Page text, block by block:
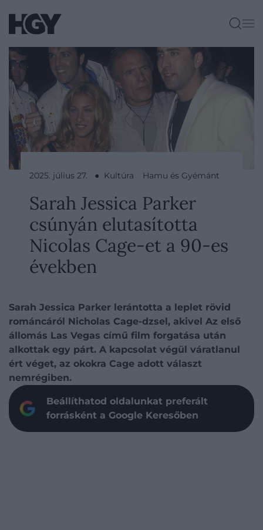
2025. július 27. ● Kultúra Hamu és Gyémánt
Sarah Jessica Parker
csúnyán elutasította
Nicolas Cage-et a 90-es
években
Sarah Jessica Parker lerántotta a leplet rövid
románcáról Nicholas Cage-dzsel, akivel Az első
állomás Las Vegas című film forgatása után
alkottak egy párt. A kapcsolat végül váratlanul
ért véget, az okokra Cage adott választ
nemrégiben.
Beállíthatod oldalunkat preferált
forrásként a Google Keresőben